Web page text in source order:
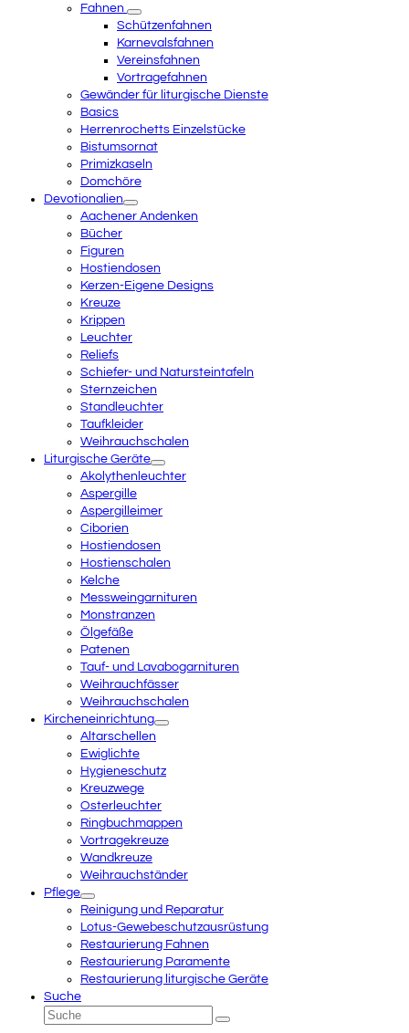
Fahnen
Schützenfahnen
Karnevalsfahnen
Vereinsfahnen
Vortragefahnen
Gewänder für liturgische Dienste
Basics
Herrenrochetts Einzelstücke
Bistumsornat
Primizkaseln
Domchöre
Devotionalien
Aachener Andenken
Bücher
Figuren
Hostiendosen
Kerzen-Eigene Designs
Kreuze
Krippen
Leuchter
Reliefs
Schiefer- und Natursteintafeln
Sternzeichen
Standleuchter
Taufkleider
Weihrauchschalen
Liturgische Geräte
Akolythenleuchter
Aspergille
Aspergilleimer
Ciborien
Hostiendosen
Hostienschalen
Kelche
Messweingarnituren
Monstranzen
Ölgefäße
Patenen
Tauf- und Lavabogarnituren
Weihrauchfässer
Weihrauchschalen
Kircheneinrichtung
Altarschellen
Ewiglichte
Hygieneschutz
Kreuzwege
Osterleuchter
Ringbuchmappen
Vortragekreuze
Wandkreuze
Weihrauchständer
Pflege
Reinigung und Reparatur
Lotus-Gewebeschutzausrüstung
Restaurierung Fahnen
Restaurierung Paramente
Restaurierung liturgische Geräte
Suche
Suche
Senden